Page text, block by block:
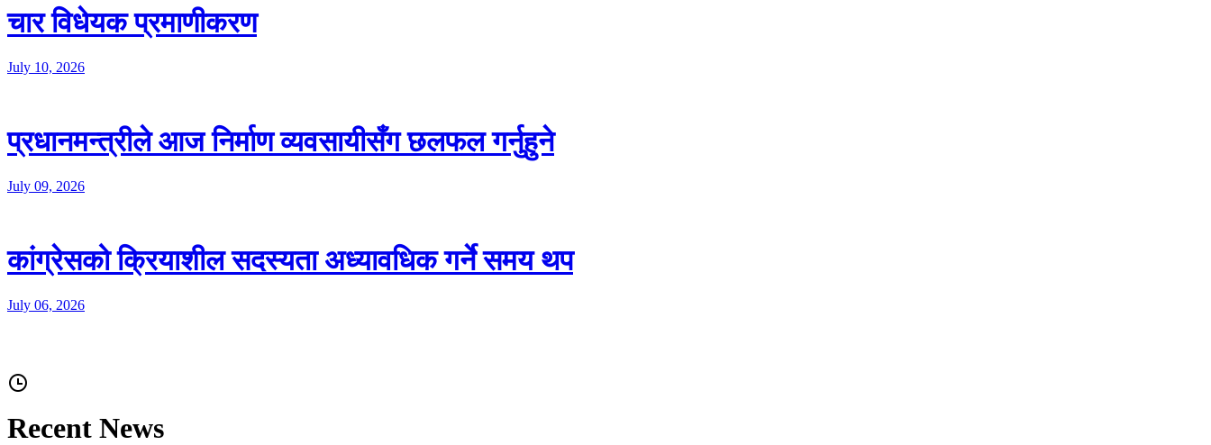
चार विधेयक प्रमाणीकरण
July 10, 2026
प्रधानमन्त्रीले आज निर्माण व्यवसायीसँग छलफल गर्नुहुने
July 09, 2026
कांग्रेसको क्रियाशील सदस्यता अध्यावधिक गर्ने समय थप
July 06, 2026
Recent News